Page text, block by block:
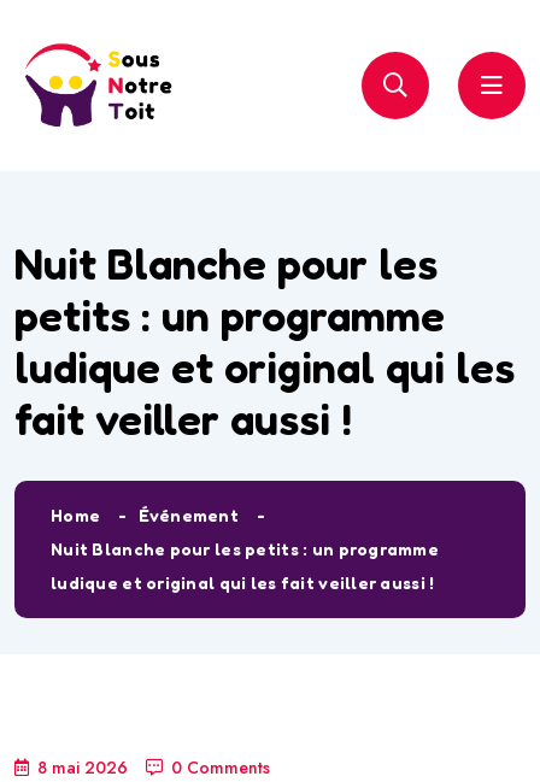
Nuit Blanche pour les
petits : un programme
ludique et original qui les
fait veiller aussi !
Home
Événement
Nuit Blanche pour les petits : un programme
ludique et original qui les fait veiller aussi !
8 mai 2026 0 Comments